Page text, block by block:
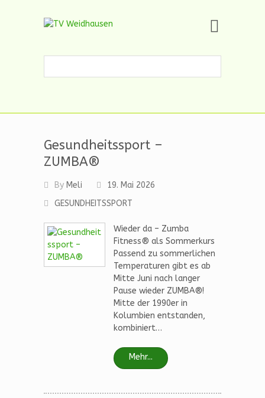
TV Weidhausen
Handball, Turnen, Tanzen, Trampolin,
Gesundheitssport –
ZUMBA®
By Meli
19. Mai 2026
GESUNDHEITSSPORT
Wieder da – Zumba
Fitness® als Sommerkurs
Passend zu sommerlichen
Temperaturen gibt es ab
Mitte Juni nach langer
Pause wieder ZUMBA®!
Mitte der 1990er in
Kolumbien entstanden,
kombiniert…
Mehr...